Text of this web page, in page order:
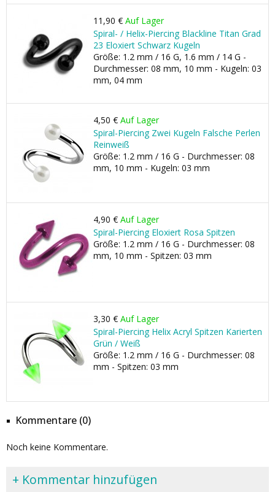
11,90 € Auf Lager
Spiral- / Helix-Piercing Blackline Titan Grad
23 Eloxiert Schwarz Kugeln
Größe: 1.2 mm / 16 G, 1.6 mm / 14 G -
Durchmesser: 08 mm, 10 mm - Kugeln: 03
mm, 04 mm
4,50 € Auf Lager
Spiral-Piercing Zwei Kugeln Falsche Perlen
Reinweiß
Größe: 1.2 mm / 16 G - Durchmesser: 08
mm, 10 mm - Kugeln: 03 mm
4,90 € Auf Lager
Spiral-Piercing Eloxiert Rosa Spitzen
Größe: 1.2 mm / 16 G - Durchmesser: 08
mm, 10 mm - Spitzen: 03 mm
3,30 € Auf Lager
Spiral-Piercing Helix Acryl Spitzen Karierten
Grün / Weiß
Größe: 1.2 mm / 16 G - Durchmesser: 08
mm - Spitzen: 03 mm
Kommentare (0)
Noch keine Kommentare.
+ Kommentar hinzufügen